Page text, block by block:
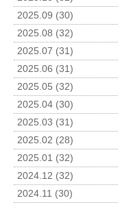
2025.09 (30)
2025.08 (32)
2025.07 (31)
2025.06 (31)
2025.05 (32)
2025.04 (30)
2025.03 (31)
2025.02 (28)
2025.01 (32)
2024.12 (32)
2024.11 (30)